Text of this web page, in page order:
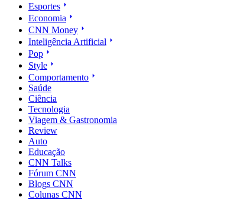
Esportes
Economia
CNN Money
Inteligência Artificial
Pop
Style
Comportamento
Saúde
Ciência
Tecnologia
Viagem & Gastronomia
Review
Auto
Educação
CNN Talks
Fórum CNN
Blogs CNN
Colunas CNN